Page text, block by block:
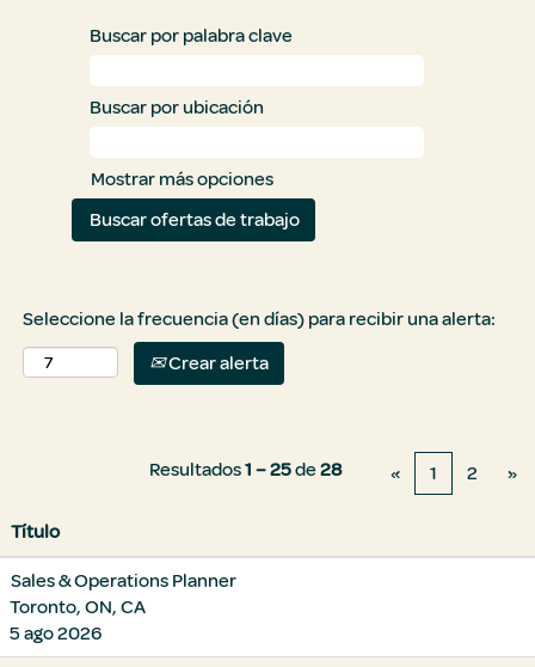
Buscar por palabra clave
Buscar por ubicación
Mostrar más opciones
Seleccione la frecuencia (en días) para recibir una alerta:
Crear alerta
Resultados1 – 25de28 « 1 2 »
Título
Sales & Operations Planner
Toronto, ON, CA
5 ago 2026